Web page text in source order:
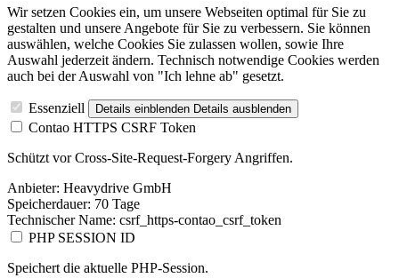
Wir setzen Cookies ein, um unsere Webseiten optimal für Sie zu
gestalten und unsere Angebote für Sie zu verbessern. Sie können
auswählen, welche Cookies Sie zulassen wollen, sowie Ihre
Auswahl jederzeit ändern. Technisch notwendige Cookies werden
auch bei der Auswahl von "Ich lehne ab" gesetzt.
Essenziell Details einblenden Details ausblenden
Contao HTTPS CSRF Token
Schützt vor Cross-Site-Request-Forgery Angriffen.
Anbieter: Heavydrive GmbH
Speicherdauer: 70 Tage
Technischer Name: csrf_https-contao_csrf_token
PHP SESSION ID
Speichert die aktuelle PHP-Session.